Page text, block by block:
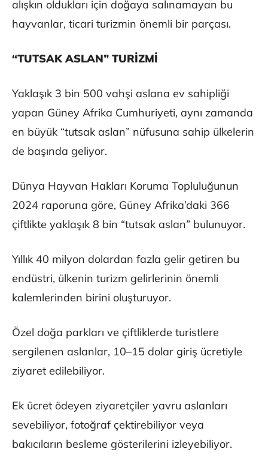
alışkın oldukları için doğaya salınamayan bu
hayvanlar, ticari turizmin önemli bir parçası.
“TUTSAK ASLAN” TURİZMİ
Yaklaşık 3 bin 500 vahşi aslana ev sahipliği
yapan Güney Afrika Cumhuriyeti, aynı zamanda
en büyük “tutsak aslan” nüfusuna sahip ülkelerin
de başında geliyor.
Dünya Hayvan Hakları Koruma Topluluğunun
2024 raporuna göre, Güney Afrika’daki 366
çiftlikte yaklaşık 8 bin “tutsak aslan” bulunuyor.
Yıllık 40 milyon dolardan fazla gelir getiren bu
endüstri, ülkenin turizm gelirlerinin önemli
kalemlerinden birini oluşturuyor.
Özel doğa parkları ve çiftliklerde turistlere
sergilenen aslanlar, 10–15 dolar giriş ücretiyle
ziyaret edilebiliyor.
Ek ücret ödeyen ziyaretçiler yavru aslanları
sevebiliyor, fotoğraf çektirebiliyor veya
bakıcıların besleme gösterilerini izleyebiliyor.